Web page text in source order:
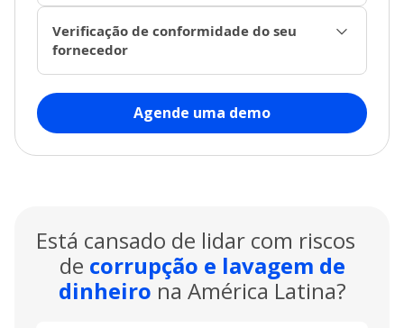
entre seus fornecedores e outros negócios,
permitindo que você identifique riscos
preventivamente.
Verificação de conformidade do seu
fornecedor
trabalhistas, requisitos ambientais e demais
regulamentações, garantindo visibilidade da
conformidade em toda a sua árvore de
Agende uma demo
Está cansado de lidar com riscos
de corrupção e lavagem de
dinheiro na América Latina?